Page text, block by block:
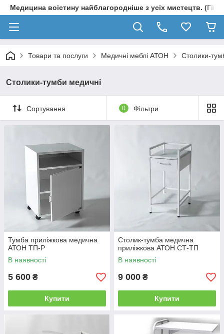
Медицина воістину найблагородніше з усіх мистецтв.
Товари та послуги Медичні меблі АТОН Столики-
Столики-тумби медичні
Сортування 0 Фільтри
Тумба приліжкова медична
АТОН ТП-Р
В наявності
5 600 ₴
Купити
Столик-тумба медична
приліжкова АТОН СТ-ТП
В наявності
9 000 ₴
Купити